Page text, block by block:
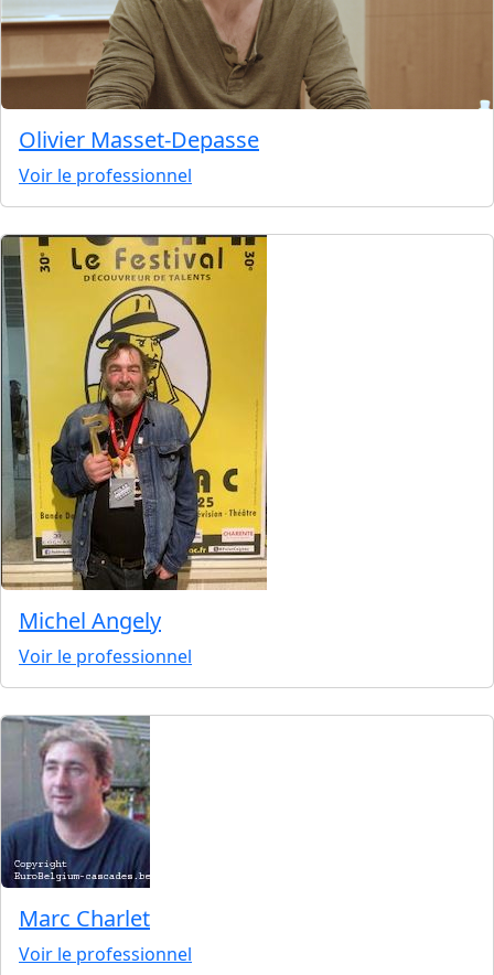
Olivier Masset-Depasse
Voir le professionnel
Michel Angely
Voir le professionnel
Marc Charlet
Voir le professionnel